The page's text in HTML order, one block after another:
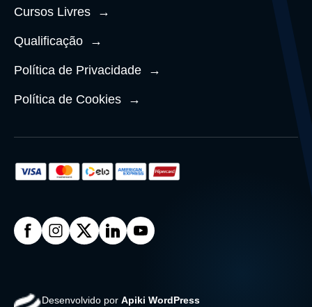
Cursos Livres →
Qualificação →
Política de Privacidade →
Política de Cookies →
Desenvolvido por Apiki WordPress